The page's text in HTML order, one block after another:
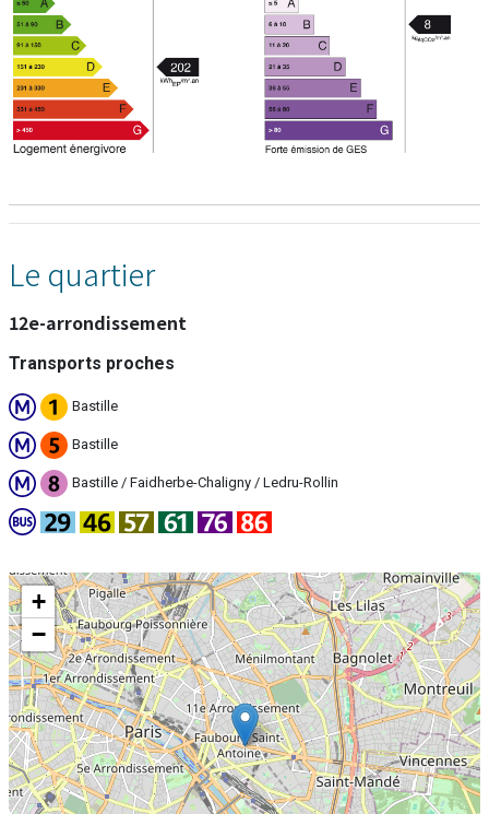
Le quartier
12e-arrondissement
Transports proches
Bastille
Bastille
Bastille / Faidherbe-Chaligny / Ledru-Rollin
+
−